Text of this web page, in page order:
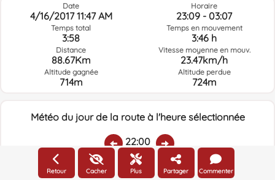
Date
4/16/2017 11:47 AM
Temps total
3:58
Distance
88.67Km
Altitude gagnée
714m
Horaire
23:09 - 03:07
Temps en mouvement
3:46 h
Vitesse moyenne en mouv.
23.47km/h
Altitude perdue
724m
Météo du jour de la route à l'heure sélectionnée
22:00
Température: Pluie:Humidité relative:Vitesse vent: Direction vent:
Retour Cacher Plus Partager Commenter